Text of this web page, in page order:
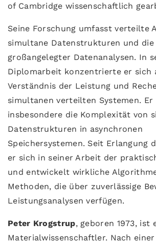
of Cambridge wissenschaftlich
Seine Forschung umfasst verteilte
simultane Datenstrukturen und die
großangelegter Datenanalysen. In
Diplomarbeit konzentrierte er sich
Verständnis der Leistung und
simultanen verteilten Systemen. Er
insbesondere die Komplexität von
Datenstrukturen in asynchronen
Speichersystemen. Seit Erlangung
er sich in seiner Arbeit der
und entwickelt wirkliche
Methoden, die über zuverlässige
Leistungsanalysen verfügen.
Peter Krogstrup, geboren 1973, ist
Materialwissenschaftler. Nach